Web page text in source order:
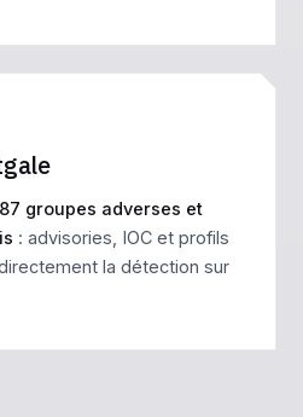
groupes adverses et
: advisories, IOC et profils
la détection sur